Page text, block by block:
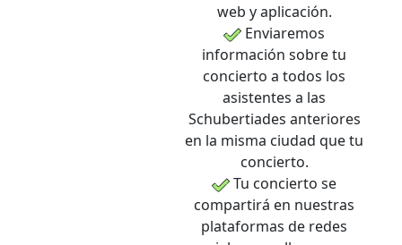
web y aplicación.
Enviaremos
información sobre tu
concierto a todos los
asistentes a las
Schubertiades anteriores
en la misma ciudad que tu
concierto.
Tu concierto se
compartirá en nuestras
plataformas de redes